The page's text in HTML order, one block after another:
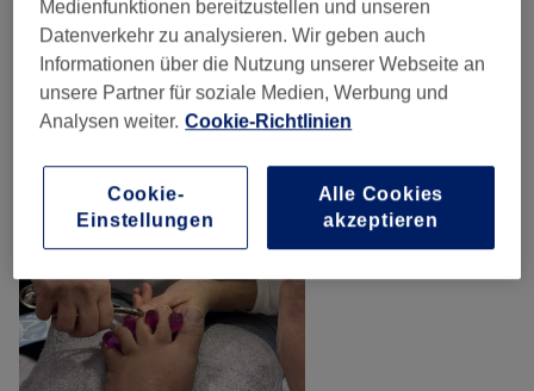
Unsere Arbeit
Bild anklicken für weitere Details
Medienfunktionen bereitzustellen und unseren
Datenverkehr zu analysieren. Wir geben auch
Informationen über die Nutzung unserer Webseite an
unsere Partner für soziale Medien, Werbung und
Analysen weiter. Cookie-Richtlinien
Cookie-
Einstellungen
Alle Cookies
akzeptieren